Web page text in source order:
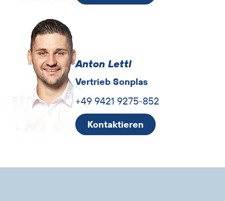
Anton Lettl
Vertrieb Sonplas
+49 9421 9275-852
Kontaktieren